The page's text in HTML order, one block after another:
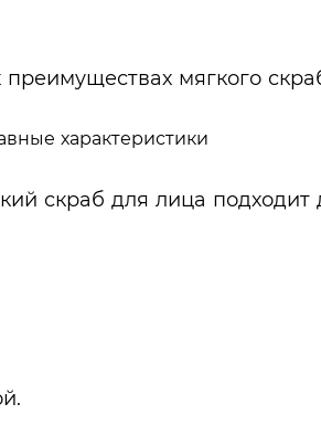
мягкого
скраб для лица подходит